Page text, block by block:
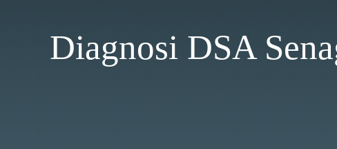
Diagnosi DSA